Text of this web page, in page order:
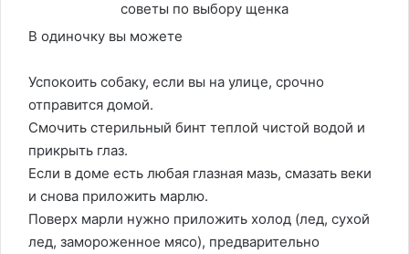
В одиночку вы можете
Успокоить собаку, если вы на улице, срочно
отправится домой.
Смочить стерильный бинт теплой чистой водой и
прикрыть глаз.
Если в доме есть любая глазная мазь, смазать веки
и снова приложить марлю.
Поверх марли нужно приложить холод (лед, сухой
лед, замороженное мясо), предварительно